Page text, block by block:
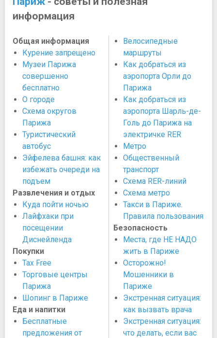
информация
Общая информация
Курение запрещено
Музеи Парижа
совершенно
бесплатно
О городе
Схема округов
Парижа
Туристический
автобус
Эйфелева башня: как
избежать очереди на
подъем
Развлечения и отдых
Куда пойти ночью
Лайфхаки при
посещении
Диснейленда
Покупки
Tax Free
Торговые центры
Парижа
Шопинг в Париже
Еда и напитки
Бесплатные
предложения от
Велосипедные
маршруты
Как добраться из
аэропорта Орли до
Парижа
Как добраться из
аэропорта Шарль-де-
Голь до Парижа на
электричке RER
Метро
Общественный
транспорт
Схема RER-линий
Схема метро
Такси в Париже.
Правила пользования
Безопасность
Места, где НЕ НАДО
жить в Париже
Осторожно!
Мошенники в
Париже
Экстренная ситуация:
как вызвать врача
Экстренная ситуация:
что делать, если вас